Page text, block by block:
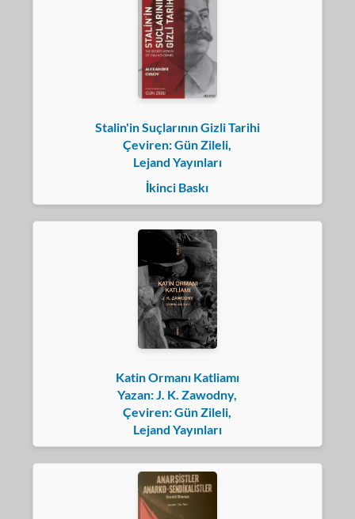
Stalin'in Suçlarının Gizli Tarihi
Çeviren: Gün Zileli,
Lejand Yayınları
İkinci Baskı
Katin Ormanı Katliamı
Yazan: J. K. Zawodny,
Çeviren: Gün Zileli,
Lejand Yayınları